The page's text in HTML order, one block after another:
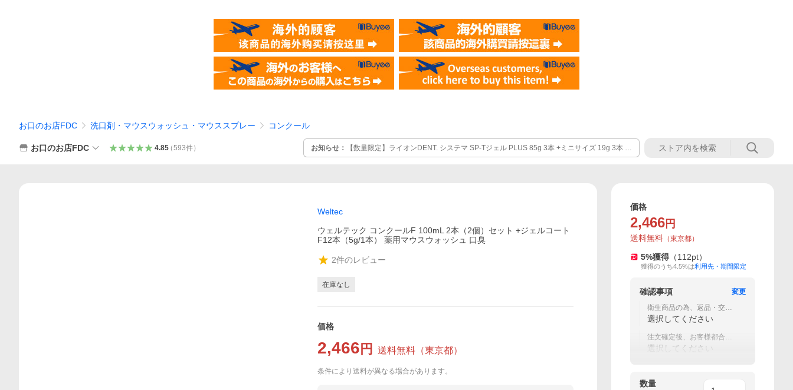
お口のお店FDC 洗口剤・マウスウォッシュ・マウススプレー コンクール
お口のお店FDC 4.85（593件） お知らせ：
【数量限定】ライオンDENT. システマ SP-Tジェル PLUS 85g 3本 +ミニサイズ 19g 3本 LI
ON デント Systema 歯周病 プラス
Weltec
ウェルテック コンクールF 100mL 2本（2個）セット +ジェルコート
F12本（5g/1本） 薬用マウスウォッシュ 口臭
2件のレビュー
在庫なし
価格
2,466 円 送料無料 （東京都）
条件により送料が異なる場合があります。
価格
2,466 円
送料無料 （東京都）
5%獲得 （112pt）
獲得のうち4.5%は利用先・期間限定
確認事項
変更
衛生商品の為、返品・交換
不可
選択してください
注文確定後、お客様都合の
変更・キャンセル不可
選択してください
数量